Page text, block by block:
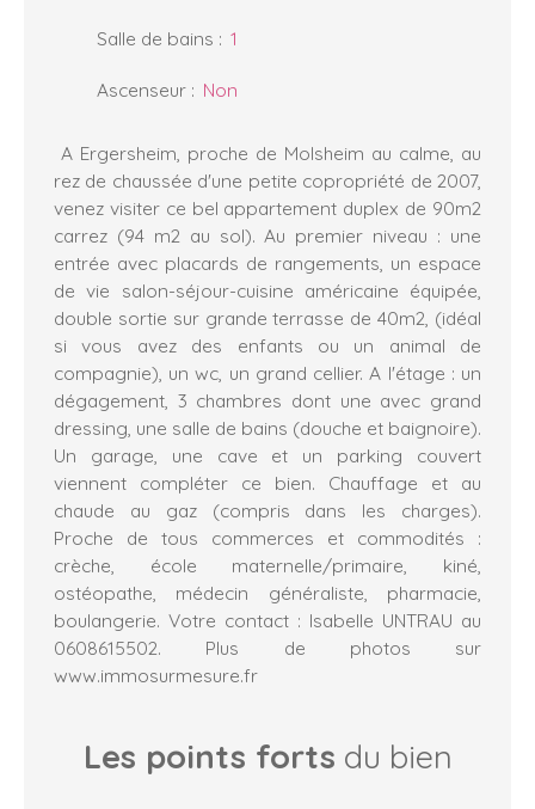
Salle de bains : 1
Ascenseur : Non
A Ergersheim, proche de Molsheim au calme, au
rez de chaussée d'une petite copropriété de 2007,
venez visiter ce bel appartement duplex de 90m2
carrez (94 m2 au sol). Au premier niveau : une
entrée avec placards de rangements, un espace
de vie salon-séjour-cuisine américaine équipée,
double sortie sur grande terrasse de 40m2, (idéal
si vous avez des enfants ou un animal de
compagnie), un wc, un grand cellier. A l'étage : un
dégagement, 3 chambres dont une avec grand
dressing, une salle de bains (douche et baignoire).
Un garage, une cave et un parking couvert
viennent compléter ce bien. Chauffage et au
chaude au gaz (compris dans les charges).
Proche de tous commerces et commodités :
crèche, école maternelle/primaire, kiné,
ostéopathe, médecin généraliste, pharmacie,
boulangerie. Votre contact : Isabelle UNTRAU au
0608615502. Plus de photos sur
www.immosurmesure.fr
Les points forts du bien